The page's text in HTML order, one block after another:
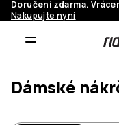
Doručení zdarma.
Nakupujte nyní
Dámské